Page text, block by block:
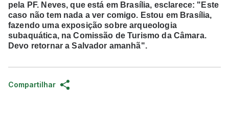
pela PF. Neves, que está em Brasília, esclarece: "Este
caso não tem nada a ver comigo. Estou em Brasília,
fazendo uma exposição sobre arqueologia
subaquática, na Comissão de Turismo da Câmara.
Devo retornar a Salvador amanhã".
Compartilhar